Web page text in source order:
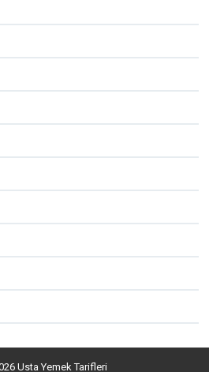
Usta Yemek Tarifleri